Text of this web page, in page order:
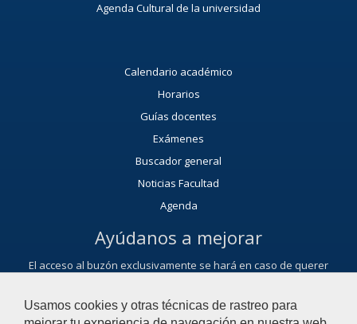
Usamos cookies y otras técnicas de rastreo para
Agenda Cultural de la universidad
Calendario académico
Horarios
Guías docentes
Exámenes
Buscador general
Noticias Facultad
Agenda
Ayúdanos a mejorar
El acceso al buzón exclusivamente se hará en caso de querer